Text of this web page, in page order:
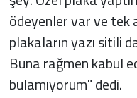
ödeyenler var ve tek
plakaların yazı sitili
Buna rağmen kabul
bulamıyorum" dedi.